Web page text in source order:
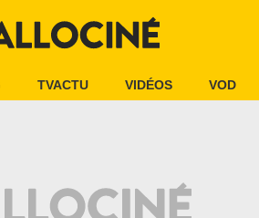
TVACTU VIDÉOS VOD